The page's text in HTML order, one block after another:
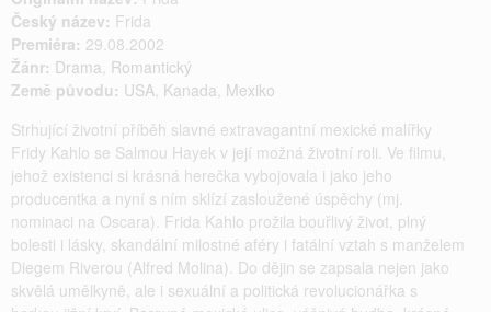
Český název: Frida
Premiéra: 29.08.2002
Žánr: Drama, Romantický
Země původu: USA, Kanada, Mexiko
Strhující životní příběh slavné extravagantní mexické malířky
Fridy Kahlo se Salmou Hayek v její možná životní roli. Ve filmu,
jehož existenci si krásná herečka vybojovala i jako jeho
producentka a nyní s ním sklízí zasloužené úspěchy (mj.
nominaci na Oscara). Frida Kahlo prožila bouřlivý život, plný
bolesti i lásky, skandální milostné aféry i fatální vztah s manželem
Diegem Riverou (Alfred Molina). Do dějin se zapsala nejen jako
skvělá umělkyně, ale i sexuální a politická revolucionářka s